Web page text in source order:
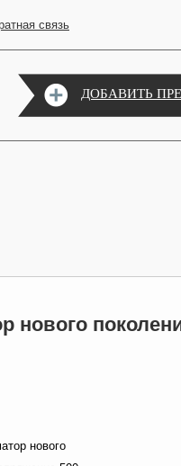
связь
ДОБАВИТЬ
нового
нового